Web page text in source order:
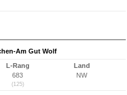
Am Gut Wolf
L-Rang
683
(125)
Land
NW